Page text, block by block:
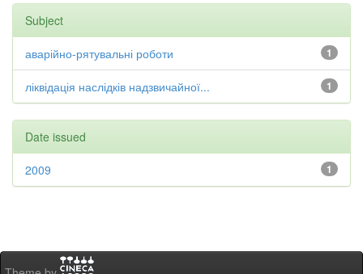
Subject
1
аварійно-рятувальні роботи
1
ліквідація наслідків надзвичайної...
Date issued
1
2009